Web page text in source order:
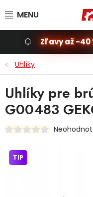
Slevoakce
Stavba, dom
Dielňa
Príslušenstvo pre
Zľavy až -40
Uhlíky
Uhlíky pre
G00483
TIP